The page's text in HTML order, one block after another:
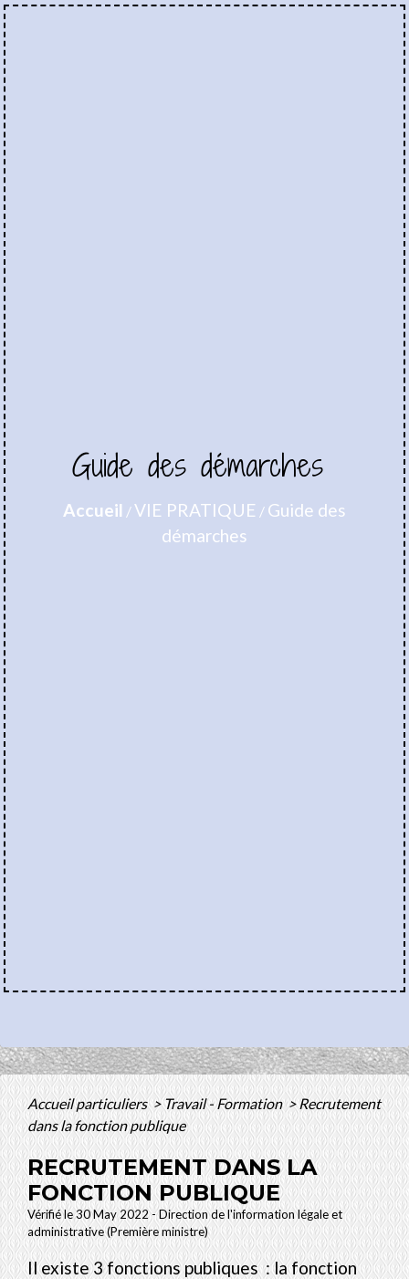
Guide des démarches
Accueil /VIE PRATIQUE / Guide des
démarches
Accueil particuliers >Travail - Formation > Recrutement
dans la fonction publique
RECRUTEMENT DANS LA
FONCTION PUBLIQUE
Vérifié le 30 May 2022 - Direction de l'information légale et
administrative (Première ministre)
Il existe 3 fonctions publiques : la fonction